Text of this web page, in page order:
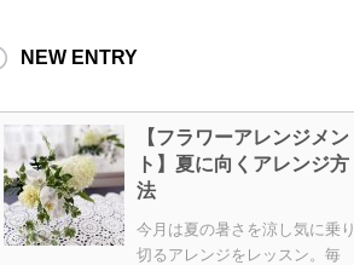
NEW ENTRY
【フラワーアレンジメン
ト】夏に向くアレンジ方
法
今月は夏の暑さを涼し気に乗り
切るアレンジをレッスン。毎